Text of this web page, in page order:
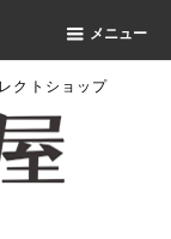
メニュー
クトショップ